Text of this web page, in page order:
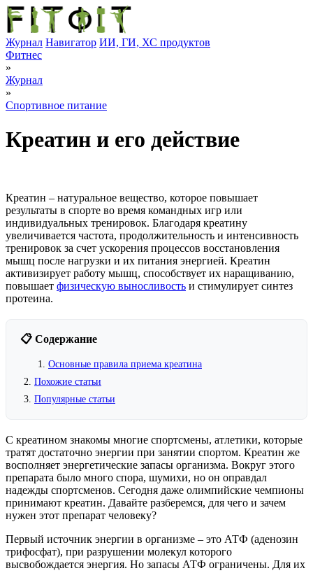
Журнал Навигатор ИИ, ГИ, ХС продуктов
Фитнес
»
Журнал
»
Спортивное питание
Креатин и его действие
Креатин – натуральное вещество, которое повышает
результаты в спорте во время командных игр или
индивидуальных тренировок. Благодаря креатину
увеличивается частота, продолжительность и интенсивность
тренировок за счет ускорения процессов восстановления
мышц после нагрузки и их питания энергией. Креатин
активизирует работу мышц, способствует их наращиванию,
повышает физическую выносливость и стимулирует синтез
протеина.
📋 Содержание
Основные правила приема креатина
Похожие статьи
Популярные статьи
С креатином знакомы многие спортсмены, атлетики, которые
тратят достаточно энергии при занятии спортом. Креатин же
восполняет энергетические запасы организма. Вокруг этого
препарата было много спора, шумихи, но он оправдал
надежды спортсменов. Сегодня даже олимпийские чемпионы
принимают креатин. Давайте разберемся, для чего и зачем
нужен этот препарат человеку?
Первый источник энергии в организме – это АТФ (аденозин
трифосфат), при разрушении молекул которого
высвобождается энергия. Но запасы АТФ ограничены. Для их